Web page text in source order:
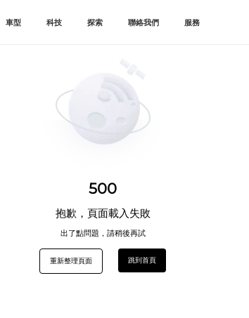
車型 科技 探索 聯絡我們 服務
500
抱歉，頁面載入失敗
出了點問題，請稍後再試
重新整理頁面 跳到首頁